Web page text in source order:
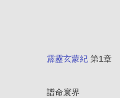
霹靂玄蒙紀第1章
譜命寰界